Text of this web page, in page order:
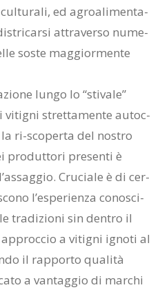
cul­tu­ra­li, ed agroa­li­men­ta­
at­tra­ver­so nu­me­
so­ste mag­gior­men­te
lun­go lo “sti­va­le”
vi­ti­gni stret­ta­men­te au­toc­
ri-sco­per­ta del no­stro
pro­dut­to­ri pre­sen­ti è
Cru­cia­le è di cer­
l’e­spe­rien­za co­no­sci­
tra­di­zio­ni sin den­tro il
a vi­ti­gni igno­ti al
il rap­por­to qua­li­tà
a van­tag­gio di mar­chi